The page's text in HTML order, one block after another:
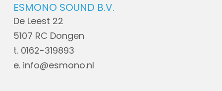
ESMONO SOUND B.V.
De Leest 22
5107 RC Dongen
t. 0162-319893
e. info@esmono.nl